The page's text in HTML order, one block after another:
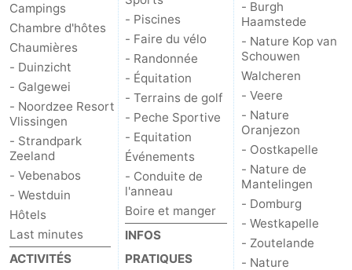
Nieuwvliet
-
Sluis
-
Cadzand
-
Nature
Het
Zwin
Météo
Contact
Campings
Chambre d'hôtes
Chaumières
- Duinzicht
- Galgewei
- Noordzee Resort
Vlissingen
- Strandpark
Zeeland
- Vebenabos
- Westduin
Hôtels
Last minutes
ACTIVITÉS
- Piscines
- Faire du vélo
- Randonnée
- Équitation
- Terrains de golf
- Peche Sportive
- Equitation
Événements
- Conduite de
l'anneau
Boire et manger
INFOS
PRATIQUES
- Burgh
Haamstede
- Nature Kop van
Schouwen
Walcheren
- Veere
- Nature
Oranjezon
- Oostkapelle
- Nature de
Mantelingen
- Domburg
- Westkapelle
- Zoutelande
- Nature